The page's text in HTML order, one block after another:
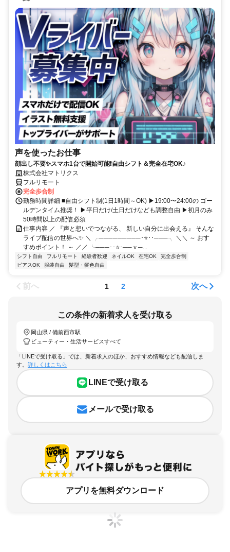
声を使ったお仕事
顔出し不要✨スマホ1台で開始可能❗自由シフト＆完全在宅OK♪
株式会社マトリクス
フルリモート
完全歩合制
勤務時間詳細 ■自由シフト制(1日1時間～OK) ▶19:00〜24:00の ゴー
ルデンタイム推奨！ ▶平日だけ/土日だけなども調整自由 ▶初月のみ
50時間以上の配信必須
仕事内容 ／ 『声と想いでつながる、 新しい自分に出会える』 そんな
ライブ配信の世界へ✨ ＼ ╭─────────･⭐･･───╮ ＼＼ ～ おす
すめポイント！ ～ ／／ ╰───･･⭐･──ｖ─...
シフト自由 フルリモート 経験者歓迎 ネイルOK 在宅OK
完全歩合制
ピアスOK
服装自由 髪型・髪色自由
前へ 1 2 次へ
この条件の新着求人を受け取る
岡山県 / 備前西市駅
ビューティー・生活サービスすべて
「LINEで受け取る」では、新着求人のほか、おすすめ情報なども配信しま
す。 詳しくはこちら
LINEで受け取る
メールで受け取る
アプリを無料ダウンロード